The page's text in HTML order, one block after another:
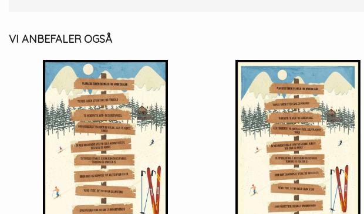
VI ANBEFALER OGSÅ